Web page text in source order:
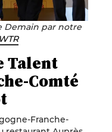
Demain par notre
Talent
Comté
Franche-